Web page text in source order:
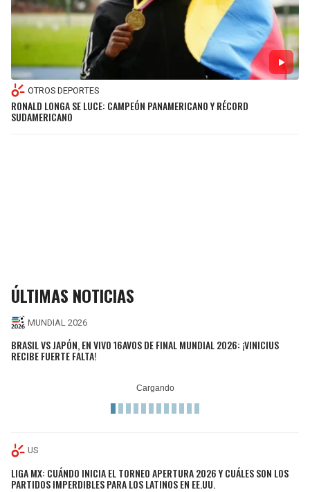
OTROS DEPORTES
RONALD LONGA SE LUCE: CAMPEÓN PANAMERICANO Y RÉCORD
SUDAMERICANO
ÚLTIMAS NOTICIAS
MUNDIAL 2026
BRASIL VS JAPÓN, EN VIVO 16AVOS DE FINAL MUNDIAL 2026: ¡VINICIUS
RECIBE FUERTE FALTA!
US
LIGA MX: CUÁNDO INICIA EL TORNEO APERTURA 2026 Y CUÁLES SON LOS
PARTIDOS IMPERDIBLES PARA LOS LATINOS EN EE.UU.